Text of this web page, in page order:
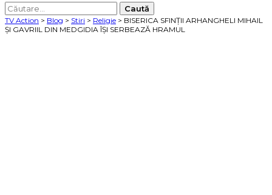
Caută
după:
TV Action > Blog > Stiri > Religie > BISERICA SFINŢII ARHANGHELI MIHAIL
ŞI GAVRIIL DIN MEDGIDIA ÎŞI SERBEAZĂ HRAMUL